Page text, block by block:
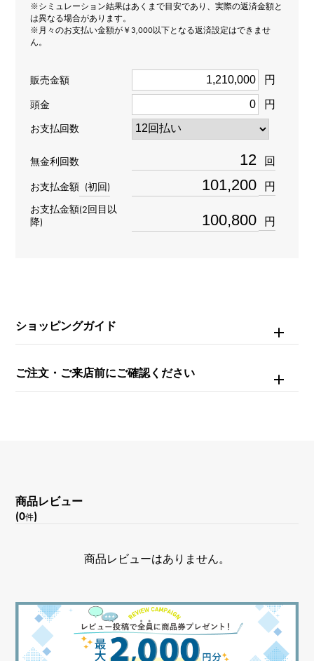
種類
イニシャル × ペンヘッド
材質
K18ピンクゴールド
石種
ダイヤモンド 約1.020ct
モチーフサイズ
※シミュレーション結果はあくまで目安であり、実際の返済金額と
は異なる場合があります。
※月々のお支払い金額が￥3,000以下となる返済設定はできませ
ん。
販売金額 円
頭金 円
お支払回数
無金利回数 回
お支払金額 (初回) 円
お支払金額(2回目以
降)
円
ショッピングガイド
ご注文・ご来店前にご確認ください
商品レビュー
(0件)
商品レビューはありません。